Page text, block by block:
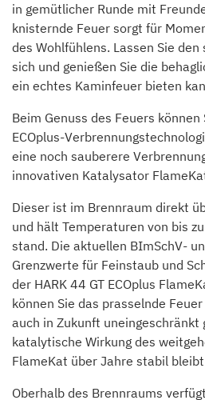
in gemütlicher Runde mit
knisternde Feuer sorgt für
des Wohlfühlens. Lassen Sie
sich und genießen Sie die
ein echtes Kaminfeuer bieten
Beim Genuss des Feuers
ECOplus-
eine noch sauberere
innovativen Katalysator
Dieser ist im Brennraum direkt
und hält Temperaturen von bis
stand. Die aktuellen BImSchV-
Grenzwerte für Feinstaub und
der HARK 44 GT ECOplus
können Sie das prasselnde
auch in Zukunft uneingeschränkt
katalytische Wirkung des
FlameKat über Jahre stabil
Oberhalb des Brennraums